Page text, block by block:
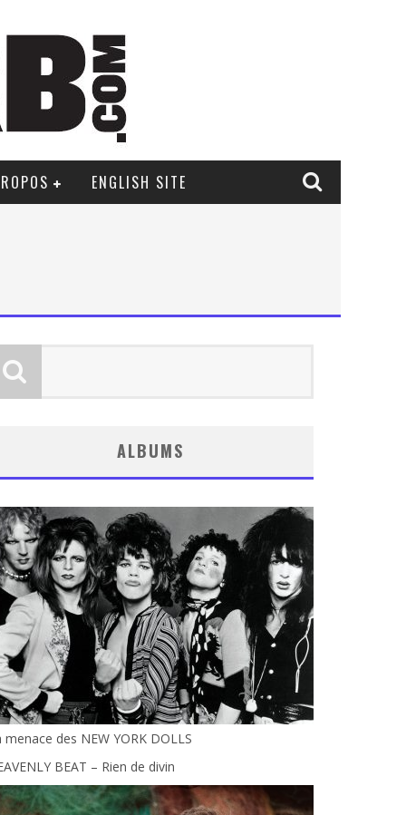
ENGLISH SITE
ALBUMS
menace des NEW YORK DOLLS
BEAT – Rien de divin